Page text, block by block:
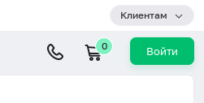
Клиентам
0 Войти